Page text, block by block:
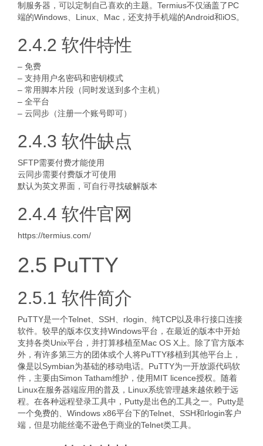
制服务器，可以定制自己喜欢的主题。Termius不仅涵盖了PC
端的Windows、Linux、Mac，还支持手机端的Android和iOS。
2.4.2 软件特性
– 免费
– 支持用户名密码和密钥模式
– 常用脚本片段（同时发送到多个主机）
– 全平台
– 云同步（注册一个账号即可）
2.4.3 软件缺点
SFTP需要付费才能使用
云同步需要付费版才可使用
默认为英文界面，可自行寻找破解版本
2.4.4 软件官网
https://termius.com/
2.5 PuTTY
2.5.1 软件简介
PuTTY是一个Telnet、SSH、rlogin、纯TCP以及串行接口连接
软件。较早的版本仅支持Windows平台，在最近的版本中开始
支持各类Unix平台，并打算移植至Mac OS X上。除了官方版本
外，有许多第三方的团体或个人将PuTTY移植到其他平台上，
像是以Symbian为基础的移动电话。PuTTY为一开放源代码软
件，主要由Simon Tatham维护，使用MIT licence授权。随着
Linux在服务器端应用的普及，Linux系统管理越来越依赖于远
程。在各种远程登录工具中，Putty是出色的工具之一。Putty是
一个免费的、Windows x86平台下的Telnet、SSH和rlogin客户
端，但是功能丝毫不逊色于商业的Telnet类工具。